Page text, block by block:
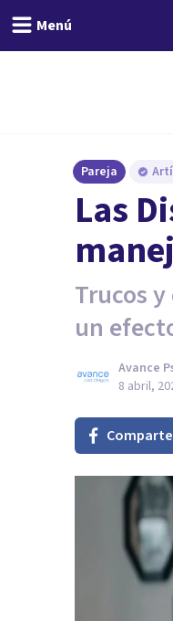
Menú
Pareja
Las
Trucos
un
Avance
8 abril,
Comparte